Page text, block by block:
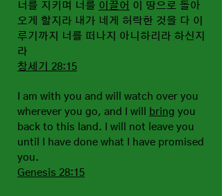
너를 지키며 너를 이끌어 이 땅으로 돌아
오게 할지라 내가 네게 허락한 것을 다 이
루기까지 너를 떠나지 아니하리라 하신지
라
창세기 28:15
I am with you and will watch over you
wherever you go, and I will
bring you
back to this land. I will not leave you
until I have done what I have promised
you.
Genesis 28:15